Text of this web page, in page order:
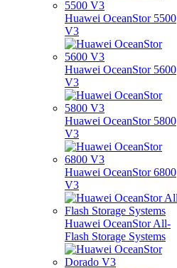
Huawei OceanStor 5500
V3
Huawei OceanStor 5600
V3
Huawei OceanStor 5800
V3
Huawei OceanStor 6800
V3
Huawei OceanStor All-
Flash Storage Systems